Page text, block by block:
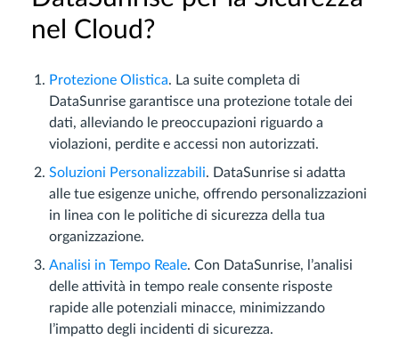
nel Cloud?
Protezione Olistica. La suite completa di
DataSunrise garantisce una protezione totale dei
dati, alleviando le preoccupazioni riguardo a
violazioni, perdite e accessi non autorizzati.
Soluzioni Personalizzabili. DataSunrise si adatta
alle tue esigenze uniche, offrendo personalizzazioni
in linea con le politiche di sicurezza della tua
organizzazione.
Analisi in Tempo Reale. Con DataSunrise, l’analisi
delle attività in tempo reale consente risposte
rapide alle potenziali minacce, minimizzando
l’impatto degli incidenti di sicurezza.